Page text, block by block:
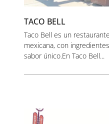
TACO BELL
Taco Bell es un
mexicana, con
sabor único.En Taco Bell...